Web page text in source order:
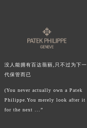
没人能拥有百达翡丽,只不过为下一
代保管而已
(You never actually own a Patek
Philippe.You merely look after it
for the next ...”